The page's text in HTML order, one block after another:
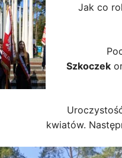
Jak co
Szkoczek
kwiatów.